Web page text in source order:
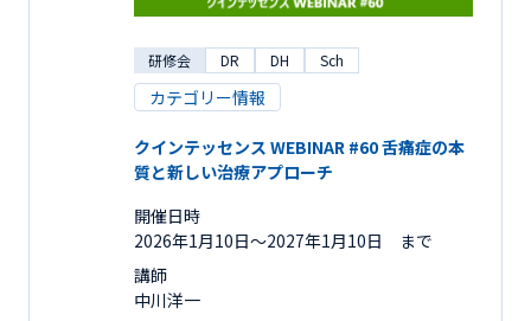
研修会 DR DH Sch
カテゴリー情報
クインテッセンス WEBINAR #60 舌痛症の本
質と新しい治療アプローチ
開催日時
2026年1月10日〜2027年1月10日 まで
講師
中川洋一